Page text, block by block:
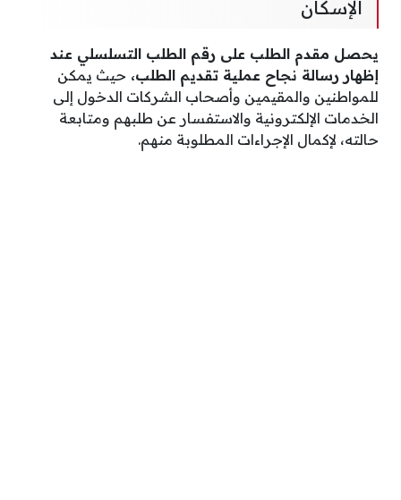
الإسكان
يحصل مقدم الطلب على رقم الطلب التسلسلي عند
إظهار رسالة نجاح عملية تقديم الطلب، حيث يمكن
للمواطنين والمقيمين وأصحاب الشركات الدخول إلى
الخدمات الإلكترونية والاستفسار عن طلبهم ومتابعة
حالته، لإكمال الإجراءات المطلوبة منهم.